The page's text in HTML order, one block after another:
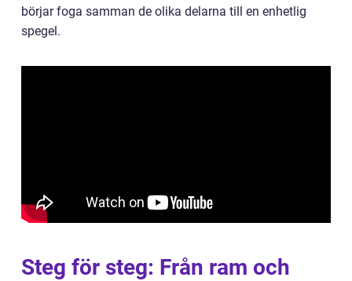
börjar foga samman de olika delarna till en enhetlig
spegel.
Steg för steg: Från ram och